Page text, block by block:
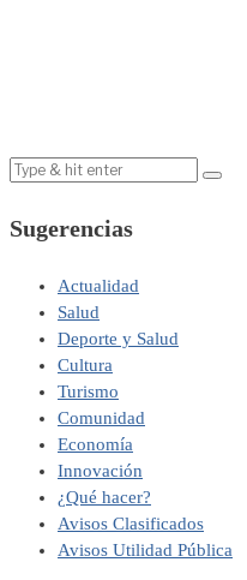
Sugerencias
Actualidad
Salud
Deporte y Salud
Cultura
Turismo
Comunidad
Economía
Innovación
¿Qué hacer?
Avisos Clasificados
Avisos Utilidad Pública